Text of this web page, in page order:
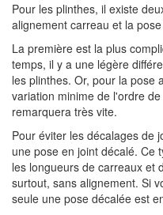
Pour les plinthes, il existe
alignement carreau et la
La première est la plus
temps, il y a une légère
les plinthes. Or, pour la pose
variation minime de l'ordre
remarquera très vite.
Pour éviter les décalages de
une pose en joint décalé. Ce
les longueurs de carreaux et
surtout, sans alignement. Si
seule une pose décalée est